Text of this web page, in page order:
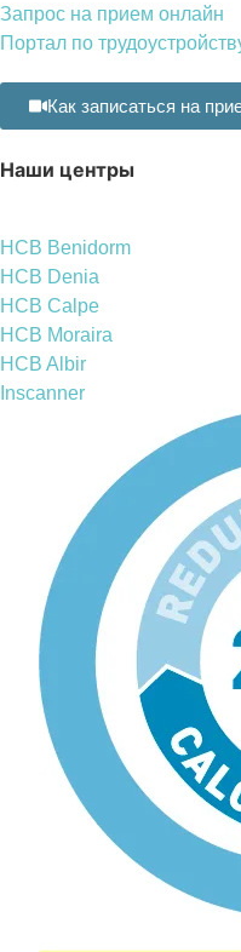
Запрос на прием онлайн
Портал по
Как записаться на
Наши центры
HCB Benidorm
HCB Denia
HCB Calpe
HCB Moraira
HCB Albir
Inscanner